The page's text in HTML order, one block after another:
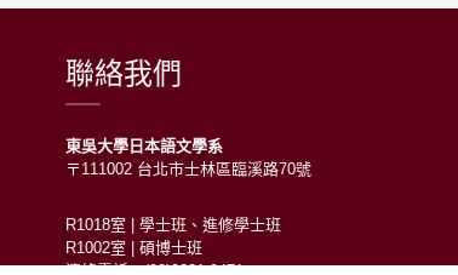
聯絡我們
東吳大學日本語文學系
〒111002 台北市士林區臨溪路70號
R1018室 | 學士班、進修學士班
R1002室 | 碩博士班
連絡電話：(02)2881-9471